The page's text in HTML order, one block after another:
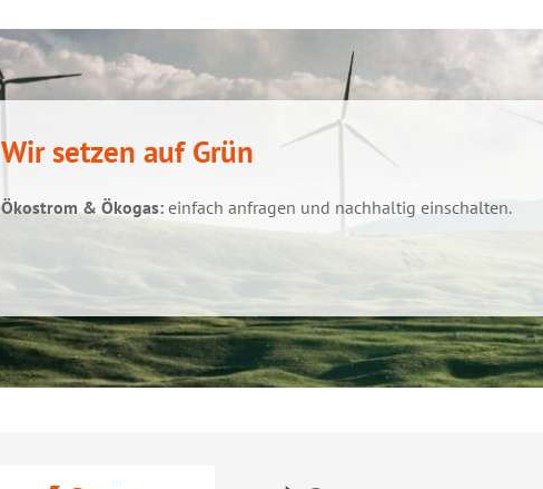
Wir setzen auf Grün
Ökostrom & Ökogas: einfach anfragen und nachhaltig einschalten.